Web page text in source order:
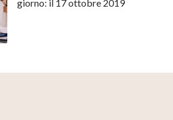
giorno: il 17 ottobre 2019